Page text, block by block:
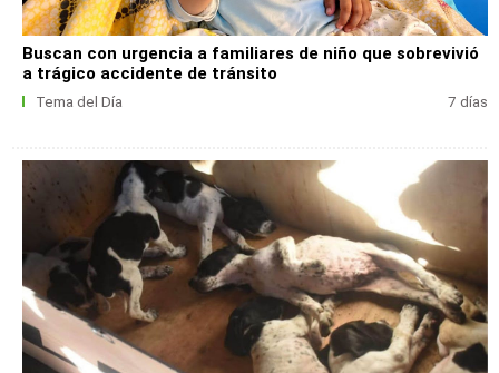
Buscan con urgencia a familiares de niño que sobrevivió
a trágico accidente de tránsito
Tema del Día 7 días